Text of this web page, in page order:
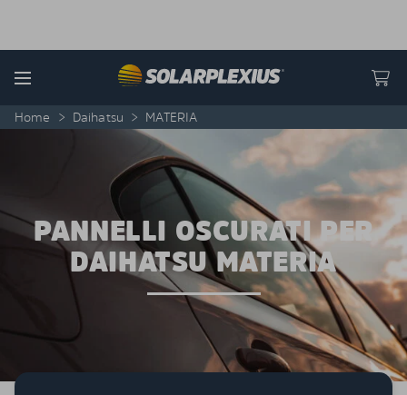
Menu
Home > Daihatsu > MATERIA
PANNELLI OSCURATI PER
DAIHATSU MATERIA